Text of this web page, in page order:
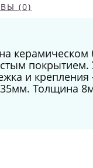
(0)
и
Толщина